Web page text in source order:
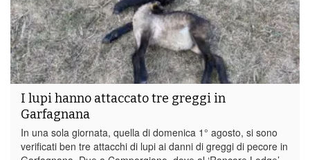
I lupi hanno attaccato tre greggi in
Garfagnana
In una sola giornata, quella di domenica 1° agosto, si sono
verificati ben tre attacchi di lupi ai danni di greggi di pecore in